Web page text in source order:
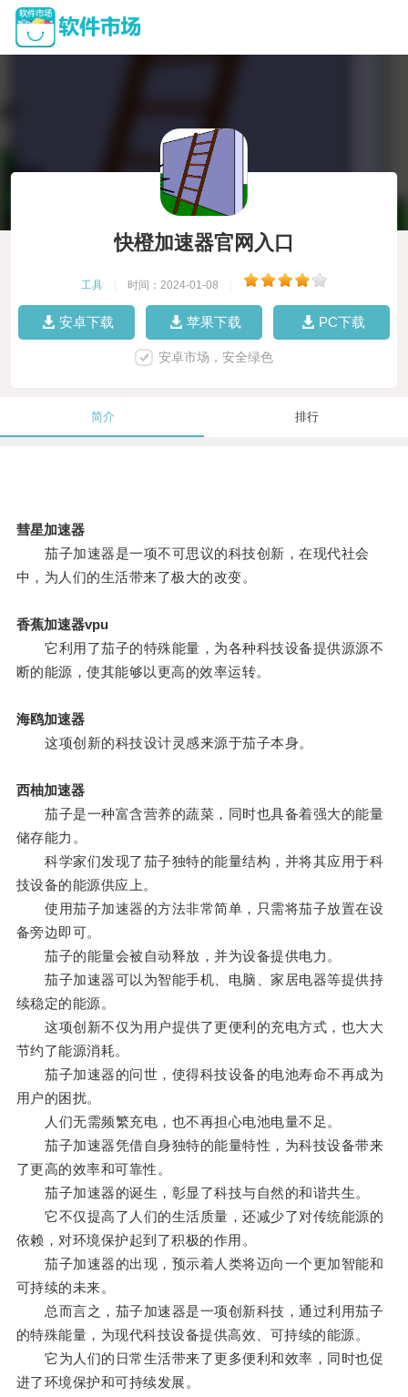
快橙加速器官网入口
工具 时间：2024-01-08
安卓下载 苹果下载 PC下载
安卓市场，安全绿色
简介 排行
彗星加速器
茄子加速器是一项不可思议的科技创新，在现代社会
中，为人们的生活带来了极大的改变。
香蕉加速器vpu
它利用了茄子的特殊能量，为各种科技设备提供源源不
断的能源，使其能够以更高的效率运转。
海鸥加速器
这项创新的科技设计灵感来源于茄子本身。
西柚加速器
茄子是一种富含营养的蔬菜，同时也具备着强大的能量
储存能力。
科学家们发现了茄子独特的能量结构，并将其应用于科
技设备的能源供应上。
使用茄子加速器的方法非常简单，只需将茄子放置在设
备旁边即可。
茄子的能量会被自动释放，并为设备提供电力。
茄子加速器可以为智能手机、电脑、家居电器等提供持
续稳定的能源。
这项创新不仅为用户提供了更便利的充电方式，也大大
节约了能源消耗。
茄子加速器的问世，使得科技设备的电池寿命不再成为
用户的困扰。
人们无需频繁充电，也不再担心电池电量不足。
茄子加速器凭借自身独特的能量特性，为科技设备带来
了更高的效率和可靠性。
茄子加速器的诞生，彰显了科技与自然的和谐共生。
它不仅提高了人们的生活质量，还减少了对传统能源的
依赖，对环境保护起到了积极的作用。
茄子加速器的出现，预示着人类将迈向一个更加智能和
可持续的未来。
总而言之，茄子加速器是一项创新科技，通过利用茄子
的特殊能量，为现代科技设备提供高效、可持续的能源。
它为人们的日常生活带来了更多便利和效率，同时也促
进了环境保护和可持续发展。